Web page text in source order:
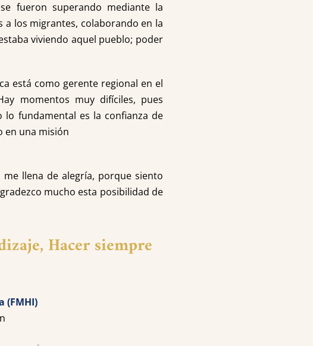
fueron superando mediante la
a los migrantes, colaborando en la
viviendo aquel pueblo; poder
está como gerente regional en el
momentos muy difíciles, pues
fundamental es la confianza de
en una misión
llena de alegría, porque siento
mucho esta posibilidad de
Hacer siempre